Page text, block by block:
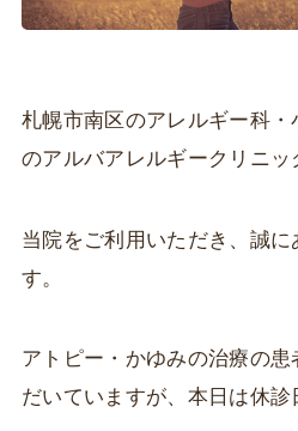
札幌市南区のアレルギー科・
のアルバアレルギークリニッ
当院をご利用いただき、誠に
す。
アトピー・かゆみの治療の
だいていますが、本日は休診